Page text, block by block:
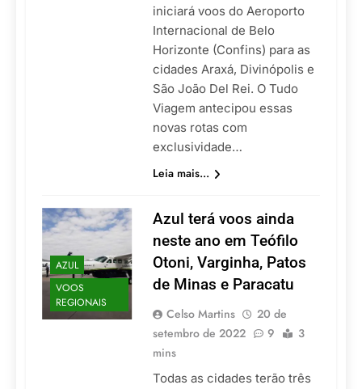
iniciará voos do Aeroporto
Internacional de Belo
Horizonte (Confins) para as
cidades Araxá, Divinópolis e
São João Del Rei. O Tudo
Viagem antecipou essas
novas rotas com
exclusividade…
Leia mais...
AZUL
VOOS
REGIONAIS
Azul terá voos ainda
neste ano em Teófilo
Otoni, Varginha, Patos
de Minas e Paracatu
Celso Martins
20 de
setembro de 2022
9
3
mins
Todas as cidades terão três